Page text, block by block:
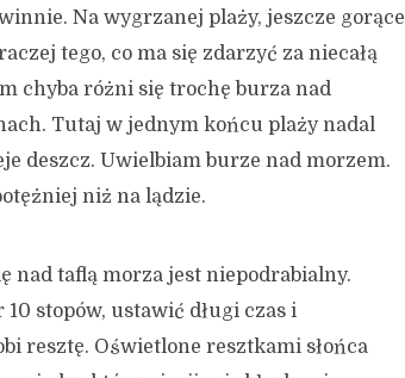
Na wygrzanej plaży, jeszcze gorące
tego, co ma się zdarzyć za niecałą
chyba różni się trochę burza nad
Tutaj w jednym końcu plaży nadal
deszcz. Uwielbiam burze nad morzem.
niż na lądzie.
taflą morza jest niepodrabialny.
stopów, ustawić długi czas i
resztę. Oświetlone resztkami słońca